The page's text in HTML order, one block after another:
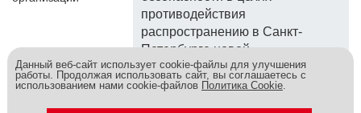
противодействия
распространению в Санкт-
Петербурге новой
коронавирусной инфекции.
Данный веб-сайт использует cookie-файлы для улучшения
работы. Продолжая использовать сайт, вы соглашаетесь с
использованием нами cookie-файлов Политика Cookie.